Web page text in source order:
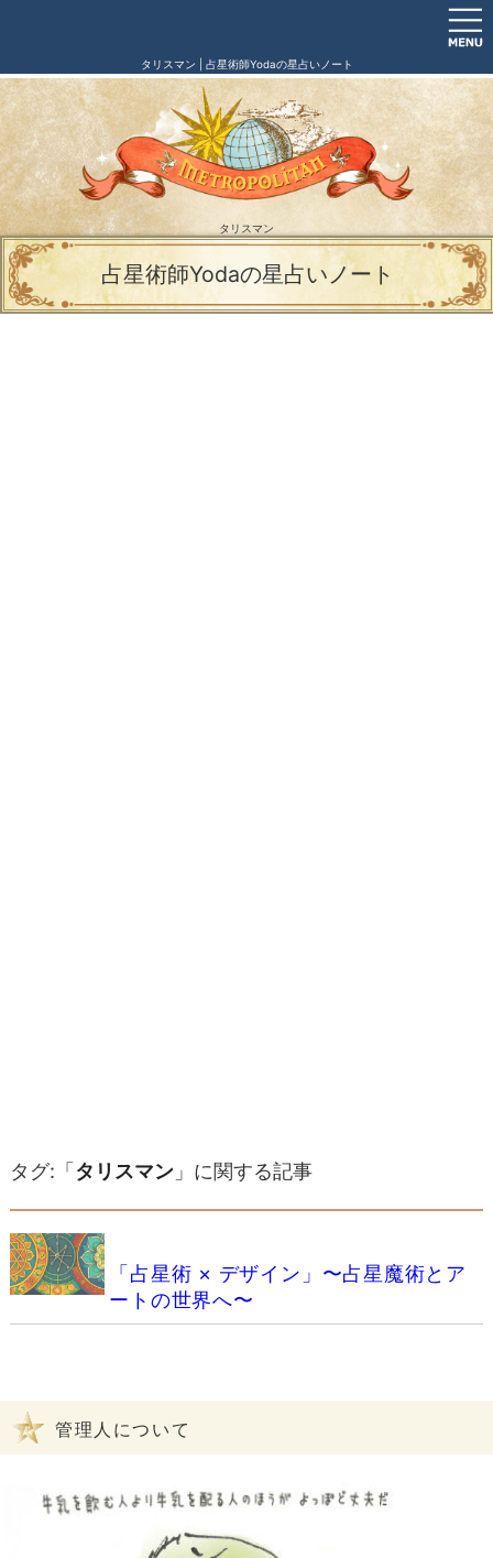
タリスマン | 占星術師Yodaの星占いノート
タリスマン
占星術師Yodaの星占いノート
タグ:「タリスマン」に関する記事
「占星術 × デザイン」〜占星魔術とア
ートの世界へ〜
管理人について